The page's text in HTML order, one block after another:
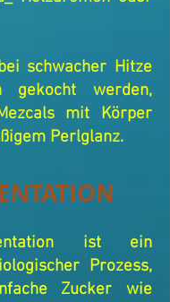
schwacher Hitze
gekocht werden,
mit Körper
Perlglanz.
ist ein
Prozess,
Zucker wie